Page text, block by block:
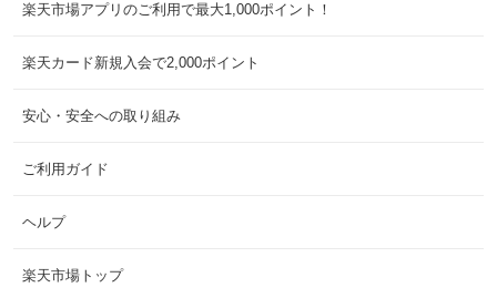
楽天市場アプリのご利用で最大1,000ポイント！
楽天カード新規入会で2,000ポイント
安心・安全への取り組み
ご利用ガイド
ヘルプ
楽天市場トップ